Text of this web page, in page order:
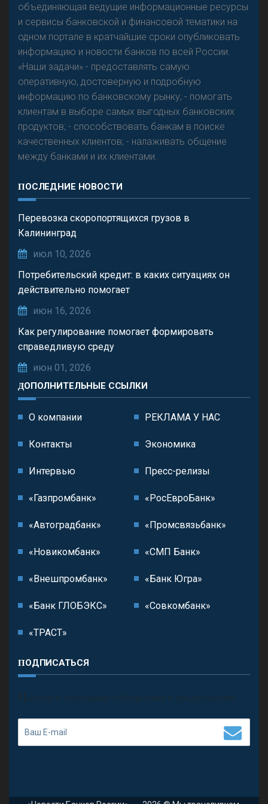
объединяющая ведущие информационные ресурсы
и сервисы банковской и финансовой тематики на
одном портале в кратчайшие сроки опубликовать
информацию и новости банков по всей России.
«Наши задачи» - предоставлять самую
оперативную, достоверную и подробную
информацию по банковскому рынку; - помогать
клиентам в выборе самых выгодных банковских
продуктов; - способствовать банкам в поиске
качественных клиентов; - налаживать общение
между банками и их клиентами.
ПОСЛЕДНИЕ НОВОСТИ
Перевозка скоропортящихся грузов в
Калининград
июл 10, 2026
Потребительский кредит: в каких ситуациях он
действительно помогает
июн 16, 2026
Как регулирование помогает формировать
справедливую среду
июн 01, 2026
ДОПОЛНИТЕЛЬНЫЕ ССЫЛКИ
О компании РЕКЛАМА У НАС
Контакты Экономика
Интервью Пресс-релизы
«Газпромбанк» «РосЕвроБанк»
«Автоградбанк» «Промсвязьбанк»
«Новикомбанк» «СМП Банк»
«Внешпромбанк» «Банк Югра»
«Банк ГЛОБЭКС» «Совкомбанк»
«ТРАСТ»
ПОДПИСАТЬСЯ
П олучить последние обновления и предложения.